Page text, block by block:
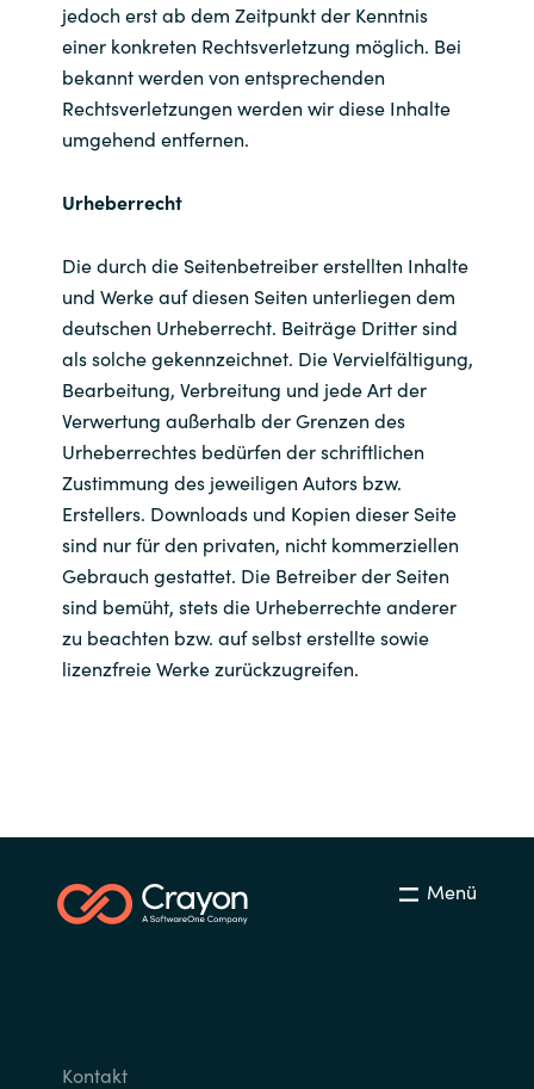
Sweden
Switzerland
Ukraine
United States
jedoch erst ab dem Zeitpunkt der Kenntnis
einer konkreten Rechtsverletzung möglich. Bei
bekannt werden von entsprechenden
Rechtsverletzungen werden wir diese Inhalte
umgehend entfernen.
Urheberrecht
Die durch die Seitenbetreiber erstellten Inhalte
und Werke auf diesen Seiten unterliegen dem
deutschen Urheberrecht. Beiträge Dritter sind
als solche gekennzeichnet. Die Vervielfältigung,
Bearbeitung, Verbreitung und jede Art der
Verwertung außerhalb der Grenzen des
Urheberrechtes bedürfen der schriftlichen
Zustimmung des jeweiligen Autors bzw.
Erstellers. Downloads und Kopien dieser Seite
sind nur für den privaten, nicht kommerziellen
Gebrauch gestattet. Die Betreiber der Seiten
sind bemüht, stets die Urheberrechte anderer
zu beachten bzw. auf selbst erstellte sowie
lizenzfreie Werke zurückzugreifen.
Menü
Kontakt